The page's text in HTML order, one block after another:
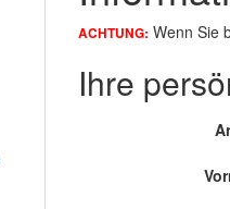
ACHTUNG: Wenn Sie
Ihre